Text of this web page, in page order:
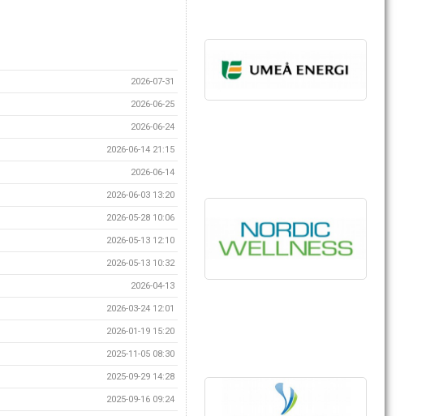
2026-07-31
2026-06-25
2026-06-24
2026-06-14 21:15
2026-06-14
2026-06-03 13:20
2026-05-28 10:06
2026-05-13 12:10
2026-05-13 10:32
2026-04-13
2026-03-24 12:01
2026-01-19 15:20
2025-11-05 08:30
2025-09-29 14:28
2025-09-16 09:24